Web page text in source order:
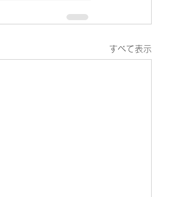
すべて表示